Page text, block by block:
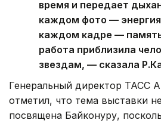
время и передает
каждом фото —
каждом кадре —
работа приблизила
звездам, — сказала
Генеральный директор ТАСС
отметил, что тема выставки
посвящена Байконуру,